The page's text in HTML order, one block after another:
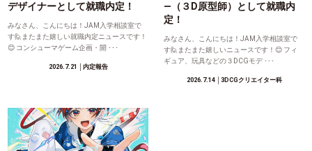
デザイナーとして就職内定！
みなさん、こんにちは！JAM入学相談室で
す🙋またまた嬉しい就職内定ニュースです！
😊 コンシューマゲーム企画・開 ･･･
2026.7.21 │内定報告
―（３D原型師）として就職内
定！
みなさん、こんにちは！JAM入学相談室で
す🙋またまた嬉しいニュースです！😊 フィ
ギュア、玩具などの３DCGモデ ･･･
2026.7.14│3DCGクリエイター科